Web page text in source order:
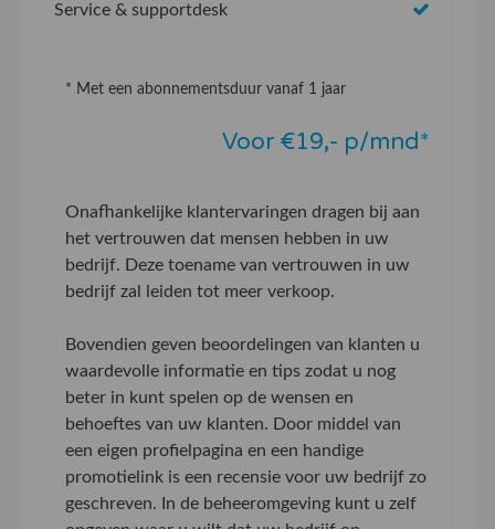
Service & supportdesk
* Met een abonnementsduur vanaf 1 jaar
Voor €19,- p/mnd*
Onafhankelijke klantervaringen dragen bij aan
het vertrouwen dat mensen hebben in uw
bedrijf. Deze toename van vertrouwen in uw
bedrijf zal leiden tot meer verkoop.
Bovendien geven beoordelingen van klanten u
waardevolle informatie en tips zodat u nog
beter in kunt spelen op de wensen en
behoeftes van uw klanten. Door middel van
een eigen profielpagina en een handige
promotielink is een recensie voor uw bedrijf zo
geschreven. In de beheeromgeving kunt u zelf